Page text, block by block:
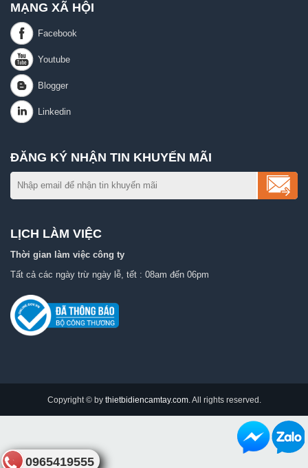
MẠNG XÃ HỘI
ĐĂNG KÝ NHẬN TIN KHUYẾN MÃI
LỊCH LÀM VIỆC
Thời gian làm việc công ty
Tất cả các ngày trừ ngày lễ, tết : 08am đến 06pm
Copyright © by thietbidiencamtay.com. All rights reserved.
0965419555